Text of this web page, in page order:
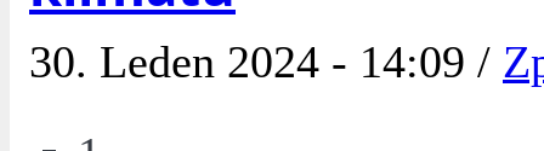
30. Leden 2024 - 14:09 /